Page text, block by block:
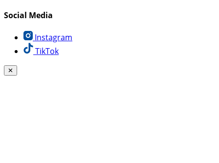
Social Media
Instagram
TikTok
✕